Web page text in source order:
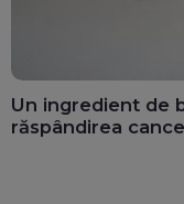
Un ingredient de
răspândirea